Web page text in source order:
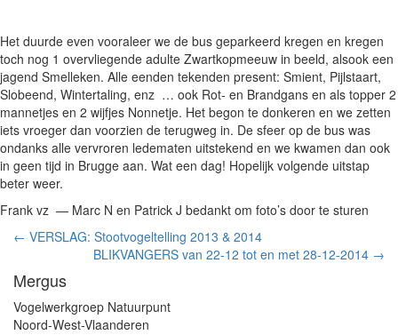
Het duurde even vooraleer we de bus geparkeerd kregen en kregen
toch nog 1 overvliegende adulte Zwartkopmeeuw in beeld, alsook een
jagend Smelleken. Alle eenden tekenden present: Smient, Pijlstaart,
Slobeend, Wintertaling, enz … ook Rot- en Brandgans en als topper 2
mannetjes en 2 wijfjes Nonnetje. Het begon te donkeren en we zetten
iets vroeger dan voorzien de terugweg in. De sfeer op de bus was
ondanks alle vervroren ledematen uitstekend en we kwamen dan ook
in geen tijd in Brugge aan. Wat een dag! Hopelijk volgende uitstap
beter weer.
Frank vz — Marc N en Patrick J bedankt om foto’s door te sturen
← VERSLAG: Stootvogeltelling 2013 & 2014
BLIKVANGERS van 22-12 tot en met 28-12-2014 →
Mergus
Vogelwerkgroep Natuurpunt
Noord-West-Vlaanderen